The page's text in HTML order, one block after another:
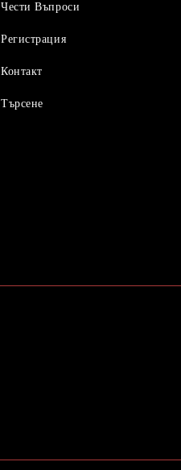
Чести Въпроси
Регистрация
Контакт
Търсене